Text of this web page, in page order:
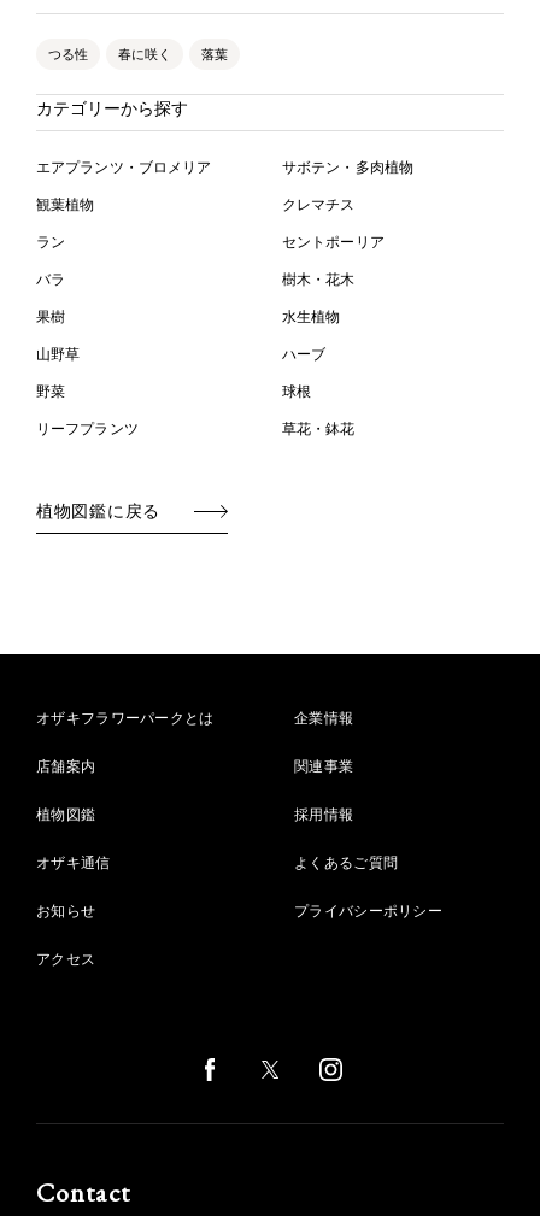
つる性 春に咲く 落葉
カテゴリーから探す
エアプランツ・ブロメリア サボテン・多肉植物
観葉植物 クレマチス
ラン セントポーリア
バラ 樹木・花木
果樹 水生植物
山野草 ハーブ
野菜 球根
リーフプランツ 草花・鉢花
植物図鑑に戻る
オザキフラワーパークとは
店舗案内
植物図鑑
オザキ通信
お知らせ
アクセス
企業情報
関連事業
採用情報
よくあるご質問
プライバシーポリシー
Contact